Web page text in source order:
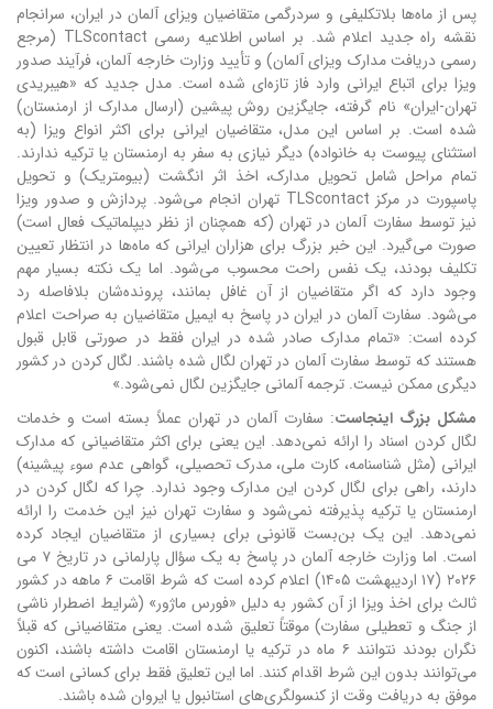
پس از ماه‌ها بلاتکلیفی و سردرگمی متقاضیان ویزای آلمان در ایران، سرانجام
نقشه راه جدید اعلام شد. بر اساس اطلاعیه رسمی TLScontact (مرجع
رسمی دریافت مدارک ویزای آلمان) و تأیید وزارت خارجه آلمان، فرآیند صدور
ویزا برای اتباع ایرانی وارد فاز تازه‌ای شده است. مدل جدید که «هیبریدی
تهران-ایران» نام گرفته، جایگزین روش پیشین (ارسال مدارک از ارمنستان)
شده است. بر اساس این مدل، متقاضیان ایرانی برای اکثر انواع ویزا (به
استثنای پیوست به خانواده) دیگر نیازی به سفر به ارمنستان یا ترکیه ندارند.
تمام مراحل شامل تحویل مدارک، اخذ اثر انگشت (بیومتریک) و تحویل
پاسپورت در مرکز TLScontact تهران انجام می‌شود. پردازش و صدور ویزا
نیز توسط سفارت آلمان در تهران (که همچنان از نظر دیپلماتیک فعال است)
صورت می‌گیرد. این خبر بزرگ برای هزاران ایرانی که ماه‌ها در انتظار تعیین
تکلیف بودند، یک نفس راحت محسوب می‌شود. اما یک نکته بسیار مهم
وجود دارد که اگر متقاضیان از آن غافل بمانند، پرونده‌شان بلافاصله رد
می‌شود. سفارت آلمان در ایران در پاسخ به ایمیل متقاضیان به صراحت اعلام
کرده است: «تمام مدارک صادر شده در ایران فقط در صورتی قابل قبول
هستند که توسط سفارت آلمان در تهران لگال شده باشند. لگال کردن در کشور
دیگری ممکن نیست. ترجمه آلمانی جایگزین لگال نمی‌شود.»
مشکل بزرگ اینجاست: سفارت آلمان در تهران عملاً بسته است و خدمات
لگال کردن اسناد را ارائه نمی‌دهد. این یعنی برای اکثر متقاضیانی که مدارک
ایرانی (مثل شناسنامه، کارت ملی، مدرک تحصیلی، گواهی عدم سوء پیشینه)
دارند، راهی برای لگال کردن این مدارک وجود ندارد. چرا که لگال کردن در
ارمنستان یا ترکیه پذیرفته نمی‌شود و سفارت تهران نیز این خدمت را ارائه
نمی‌دهد. این یک بن‌بست قانونی برای بسیاری از متقاضیان ایجاد کرده
است. اما وزارت خارجه آلمان در پاسخ به یک سؤال پارلمانی در تاریخ ۷ می
۲۰۲۶ (۱۷ اردیبهشت ۱۴۰۵) اعلام کرده است که شرط اقامت ۶ ماهه در کشور
ثالث برای اخذ ویزا از آن کشور به دلیل «فورس ماژور» (شرایط اضطرار ناشی
از جنگ و تعطیلی سفارت) موقتاً تعلیق شده است. یعنی متقاضیانی که قبلاً
نگران بودند نتوانند ۶ ماه در ترکیه یا ارمنستان اقامت داشته باشند، اکنون
می‌توانند بدون این شرط اقدام کنند. اما این تعلیق فقط برای کسانی است که
موفق به دریافت وقت از کنسولگری‌های استانبول یا ایروان شده باشند.